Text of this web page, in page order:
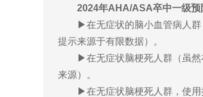
2024年AHA/ASA卒中一级预
▶在无症状的脑小血管病人群
提示来源于有限数据）。
▶在无症状脑梗死人群（虽
来源）。
▶在无症状脑梗死人群，使